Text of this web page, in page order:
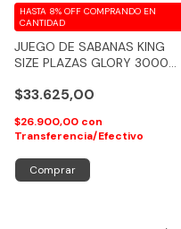
JUEGO DE SABANAS KING
SIZE PLAZAS GLORY 3000
FEELING
$33.625,00
HASTA 8% OFF COMPRANDO EN
CANTIDAD
$26.900,00 con
Transferencia/Efectivo
Comprar